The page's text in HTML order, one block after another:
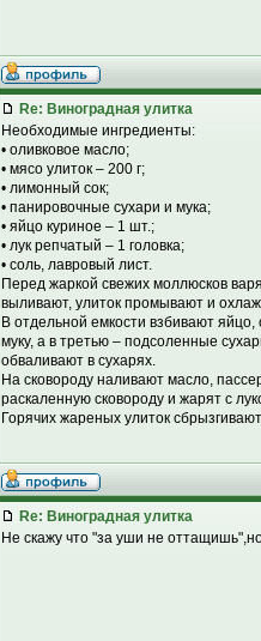
Re: Виноградная улитка
Необходимые ингредиенты:
• оливковое масло;
• мясо улиток – 200 г;
• лимонный сок;
• панировочные сухари и мука;
• яйцо куриное – 1 шт.;
• лук репчатый – 1 головка;
• соль, лавровый лист.
Перед жаркой свежих моллюсков
выливают, улиток промывают и
В отдельной емкости взбивают
муку, а в третью – подсоленные
обваливают в сухарях.
На сковороду наливают масло,
раскаленную сковороду и жарят с
Горячих жареных улиток
Re: Виноградная улитка
Не скажу что "за уши не